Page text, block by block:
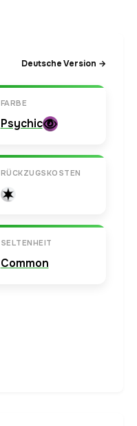
Deutsche Version →
FARBE
Psychic
RÜCKZUGSKOSTEN
SELTENHEIT
Common